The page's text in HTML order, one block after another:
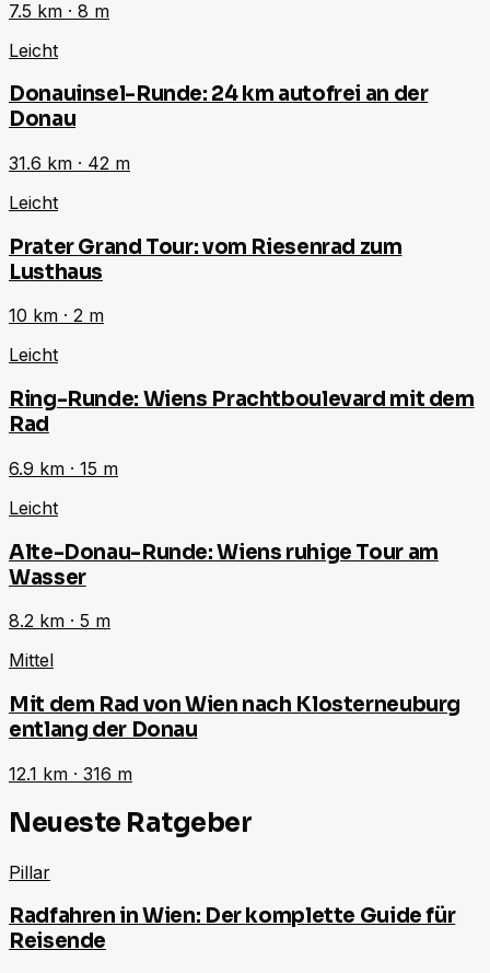
7.5 km · 8 m
Leicht
Donauinsel-Runde: 24 km autofrei an der
Donau
31.6 km · 42 m
Leicht
Prater Grand Tour: vom Riesenrad zum
Lusthaus
10 km · 2 m
Leicht
Ring-Runde: Wiens Prachtboulevard mit dem
Rad
6.9 km · 15 m
Leicht
Alte-Donau-Runde: Wiens ruhige Tour am
Wasser
8.2 km · 5 m
Mittel
Mit dem Rad von Wien nach Klosterneuburg
entlang der Donau
12.1 km · 316 m
Neueste Ratgeber
Pillar
Radfahren in Wien: Der komplette Guide für
Reisende